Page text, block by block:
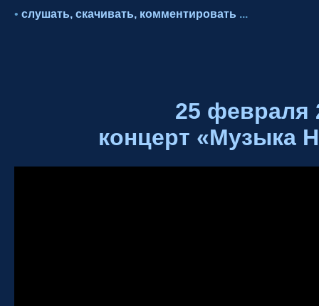
• слушать, скачивать, комментировать ...
25 февраля
концерт «Музыка